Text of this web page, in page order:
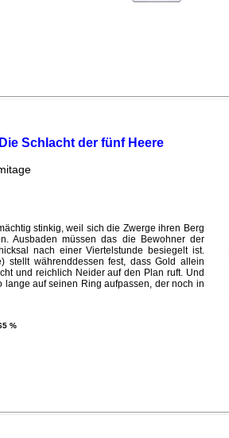
Schlacht der fünf Heere
stinkig, weil sich die Zwerge ihren Berg
Ausbaden müssen das die Bewohner der
nach einer Viertelstunde besiegelt ist.
stellt währenddessen fest, dass Gold allein
und reichlich Neider auf den Plan ruft. Und
lange auf seinen Ring aufpassen, der noch in
%